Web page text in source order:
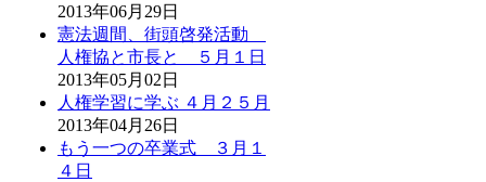
2013年06月29日
憲法週間、街頭啓発活動
人権協と市長と ５月１日
2013年05月02日
人権学習に学ぶ ４月２５月
2013年04月26日
もう一つの卒業式 ３月１
４日